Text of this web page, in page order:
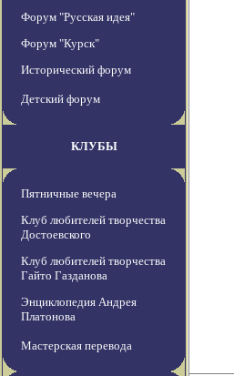
Форум "Русская идея"
Форум "Курск"
Исторический форум
Детский форум
КЛУБЫ
Пятничные вечера
Клуб любителей творчества
Достоевского
Клуб любителей творчества
Гайто Газданова
Энциклопедия Андрея
Платонова
Мастерская перевода